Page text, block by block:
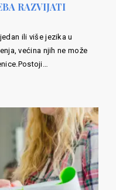
RAZVIJATI
ili više jezika u
većina njih ne može